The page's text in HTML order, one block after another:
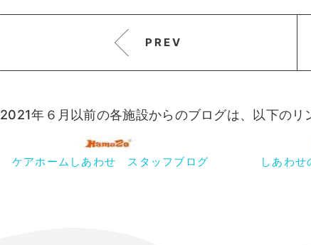
PREV
2021年６月以前の各施設からのブログは、以下のリ
ケアホームしあわせ スタッフブログ しあわ